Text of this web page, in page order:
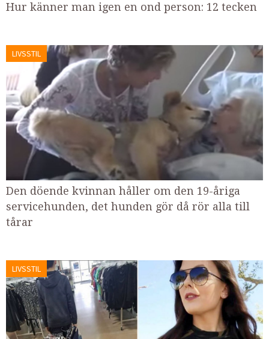
Hur känner man igen en ond person: 12 tecken
LIVSSTIL
Den döende kvinnan håller om den 19-åriga
servicehunden, det hunden gör då rör alla till
tårar
LIVSSTIL